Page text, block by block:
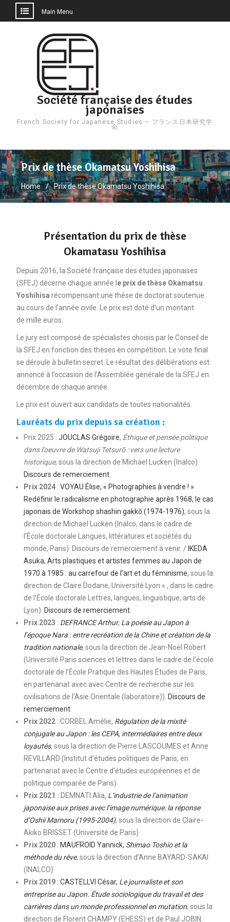
Main Menu
Société française des études
japonaises
French Society for Japanese Studies – フランス日本研究学
会
Prix de thèse Okamatsu Yoshihisa
Home Prix de thèse Okamatsu Yoshihisa
Présentation du prix de thèse
Okamatasu Yoshihisa
Depuis 2016, la Société française des études japonaises
(SFEJ) décerne chaque année l e prix de thèse Okamatsu
Yoshihisa récompensant une thèse de doctorat soutenue
au cours de l’année civile. Le prix est doté d’un montant
de mille euros.
Le jury est composé de spécialistes choisis par le Conseil de
la SFEJ en fonction des thèses en compétition. Le vote final
se déroule à bulletin secret. Le résultat des délibérations est
annoncé à l’occasion de l’Assemblée générale de la SFEJ en
décembre de chaque année.
Le prix est ouvert aux candidats de toutes nationalités.
Lauréats du prix depuis sa création :
Prix 2025 : JOUCLAS Grégoire, Éthique et pensée politique
dans l’oeuvre de Watsuji Tetsurō : vers une lecture
historique, sous la direction de Michael Lucken (Inalco).
Discours de remerciement.
Prix 2024: VOYAU Élise, « Photographies à vendre ! »
Redéfinir le radicalisme en photographie après 1968, le cas
japonais de Workshop shashin gakkō (1974-1976), sous la
direction de Michael Lucken (Inalco, dans le cadre de
l’École doctorale Langues, littératures et sociétés du
monde, Paris). Discours de remerciement à venir. / IKEDA
Asuka, Arts plastiques et artistes femmes au Japon de
1970 à 1985 : au carrefour de l’art et du féminisme, sous la
direction de Claire Dodane, Université Lyon « , dans le cadre
de l’École doctorale Lettres, langues, linguistique, arts de
Lyon). Discours de remerciement.
Prix 2023 : DEFRANCE Arthur, La poésie au Japon à
l’époque Nara : entre recréation de la Chine et création de la
tradition nationale, sous la direction de Jean-Noël Robert
(Université Paris sciences et lettres dans le cadre de l’école
doctorale de l’École Pratique des Hautes Études de Paris,
en partenariat avec avec Centre de recherche sur les
civilisations de l’Asie Orientale (laboratoire)). Discours de
remerciement.
Prix 2022: CORBEL Amélie, Régulation de la mixité
conjugale au Japon : les CEPA, intermédiaires entre deux
loyautés, sous la direction de Pierre LASCOUMES et Anne
REVILLARD (Institut d’études politiques de Paris, en
partenariat avec le Centre d’études européennes et de
politique comparée de Paris)
Prix 2021 : DEMNATI Alia, L’industrie de l’animation
japonaise aux prises avec l’image numérique: la réponse
d’Oshii Mamoru (1995-2004), sous la direction de Claire-
Akiko BRISSET (Université de Paris)
Prix 2020: MAUFROID Yannick, Shimao Toshio et la
méthode du rêve, sous la direction d’Anne BAYARD-SAKAI
(INALCO)
Prix 2019: CASTELLVI César, Le journaliste et son
entreprise au Japon. Étude sociologique du travail et des
carrières dans un monde professionnel en mutation, sous la
direction de Florent CHAMPY (EHESS) et de Paul JOBIN